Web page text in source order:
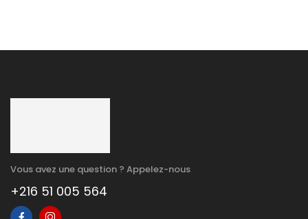
Vous avez une question ? Appelez-nous
+216 51 005 564